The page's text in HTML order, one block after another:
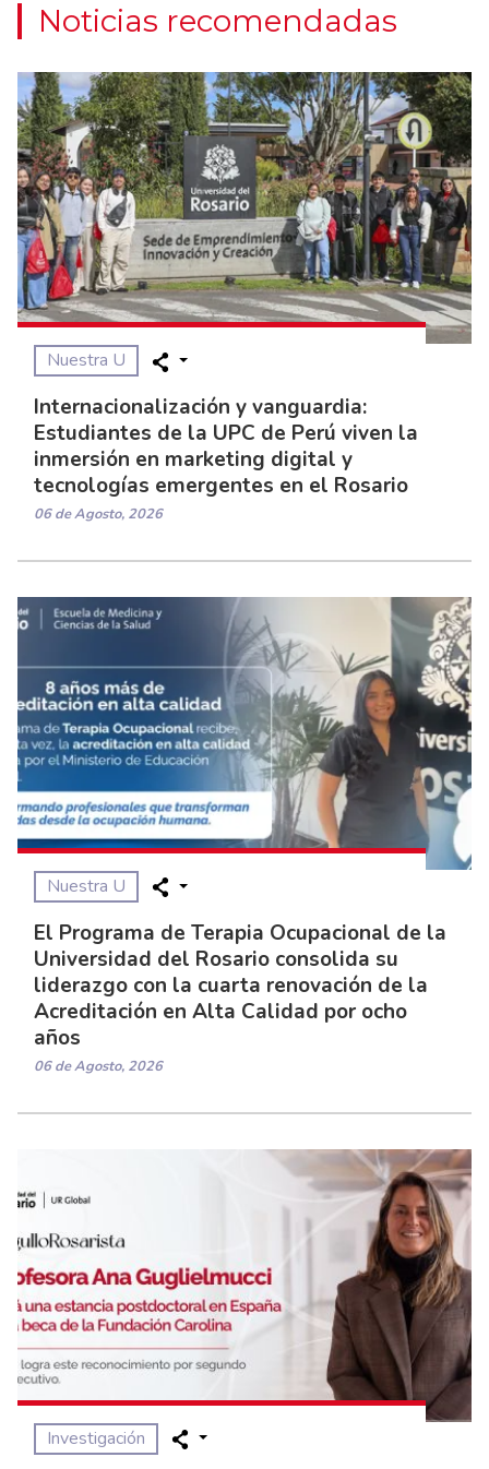
Noticias recomendadas
Nuestra U
Internacionalización y vanguardia:
Estudiantes de la UPC de Perú viven la
inmersión en marketing digital y
tecnologías emergentes en el Rosario
06 de Agosto, 2026
Nuestra U
El Programa de Terapia Ocupacional de la
Universidad del Rosario consolida su
liderazgo con la cuarta renovación de la
Acreditación en Alta Calidad por ocho
años
06 de Agosto, 2026
Investigación